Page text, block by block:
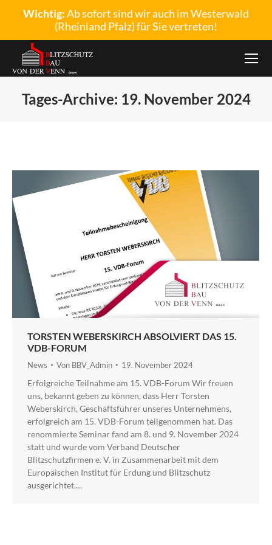
Wichtig:Ab sofort sind wir auch im Westerwald
(Rheinland Pfalz) für Sie vertreten!
Tages-Archive: 19. November 2024
TORSTEN WEBERSKIRCH ABSOLVIERT DAS 15.
VDB-FORUM
News Von BBV_Admin 19. November 2024
Erfolgreiche Teilnahme am 15. VDB-Forum Wir freuen
uns, bekannt geben zu können, dass Herr Torsten
Weberskirch, Geschäftsführer unseres Unternehmens,
erfolgreich am 15. VDB-Forum teilgenommen hat. Das
renommierte Seminar fand am 8. und 9. November 2024
statt und wurde vom Verband Deutscher
Blitzschutzfirmen e. V. in Zusammenarbeit mit dem
Europäischen Institut für Erdung und Blitzschutz
ausgerichtet.…